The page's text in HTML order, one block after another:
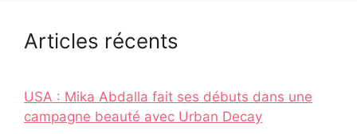
Articles récents
USA : Mika Abdalla fait ses débuts dans une
campagne beauté avec Urban Decay